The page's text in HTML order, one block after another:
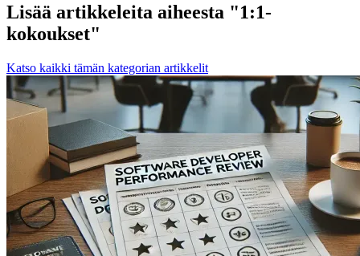
Lisää artikkeleita aiheesta "1:1-
kokoukset"
Katso kaikki tämän kategorian artikkelit